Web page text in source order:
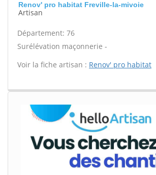
Renov' pro habitat Freville-la-mivoie
Artisan
Département: 76
Surélévation maçonnerie -
Voir la fiche artisan : Renov' pro habitat